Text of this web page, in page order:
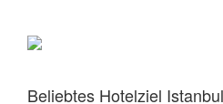
Beliebtes Hotelziel Istanbul